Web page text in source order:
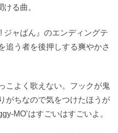
る曲。
ジャぱん』のエンディングテ
追う者を後押しする爽やかさ
こよく歌えない。フックが鬼
がちなので気をつけたほうが
MO’はすごいはすごいよ。